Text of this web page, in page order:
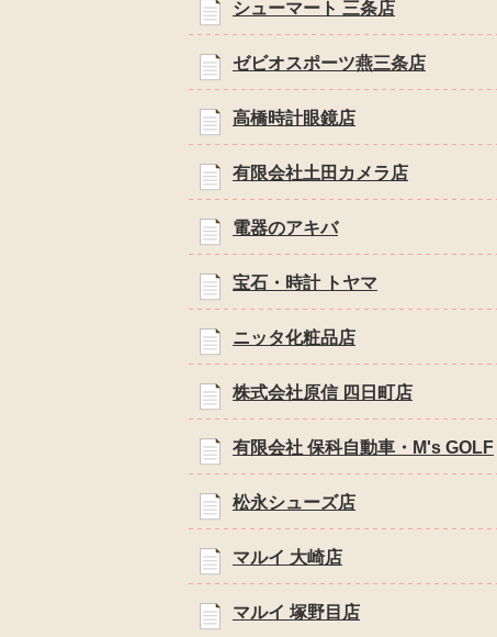
シューマート 三条店
ゼビオスポーツ燕三条店
高橋時計眼鏡店
有限会社土田カメラ店
電器のアキバ
宝石・時計 トヤマ
ニッタ化粧品店
株式会社原信 四日町店
有限会社 保科自動車・M's GOLF
松永シューズ店
マルイ 大崎店
マルイ 塚野目店